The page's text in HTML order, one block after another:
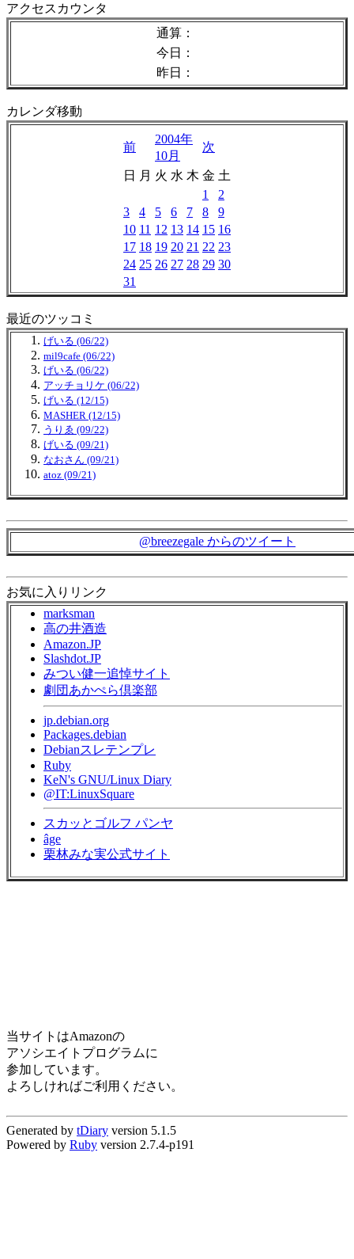
アクセスカウンタ
通算：
今日：
昨日：
カレンダ移動
前
2004年
10月
次
日 月 火 水 木 金 土
1
2
3
4 5 6 7 8
9
10 11 12 13 14 15 16
17 18 19 20 21 22 23
24 25 26 27 28 29 30
31
最近のツッコミ
げいる (06/22)
mil9cafe (06/22)
げいる (06/22)
アッチョリケ (06/22)
げいる (12/15)
MASHER (12/15)
うりゑ (09/22)
げいる (09/21)
なおさん (09/21)
atoz (09/21)
@breezegale からのツイート
お気に入りリンク
marksman
高の井酒造
Amazon.JP
Slashdot.JP
みつい健一追悼サイト
劇団あかぺら倶楽部
jp.debian.org
Packages.debian
Debianスレテンプレ
Ruby
KeN's GNU/Linux Diary
@IT:LinuxSquare
スカッとゴルフ パンヤ
âge
栗林みな実公式サイト
当サイトはAmazonの
アソシエイトプログラムに
参加しています。
よろしければご利用ください。
Generated by tDiary version 5.1.5
Powered by Ruby version 2.7.4-p191